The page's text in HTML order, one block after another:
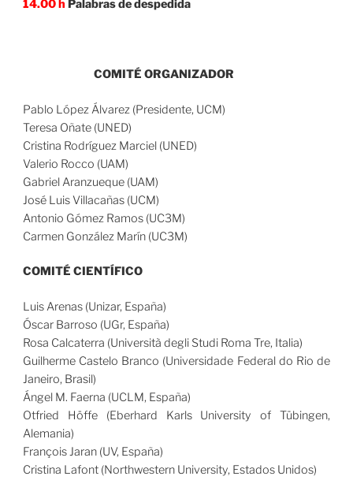
14.00 h Palabras de despedida
COMITÉ ORGANIZADOR
Pablo López Álvarez (Presidente, UCM)
Teresa Oñate (UNED)
Cristina Rodríguez Marciel (UNED)
Valerio Rocco (UAM)
Gabriel Aranzueque (UAM)
José Luis Villacañas (UCM)
Antonio Gómez Ramos (UC3M)
Carmen González Marín (UC3M)
COMITÉ CIENTÍFICO
Luis Arenas (Unizar, España)
Óscar Barroso (UGr, España)
Rosa Calcaterra (Università degli Studi Roma Tre, Italia)
Guilherme Castelo Branco (Universidade Federal do Rio de
Janeiro, Brasil)
Ángel M. Faerna (UCLM, España)
Otfried Höffe (Eberhard Karls University of Tübingen,
Alemania)
François Jaran (UV, España)
Cristina Lafont (Northwestern University, Estados Unidos)